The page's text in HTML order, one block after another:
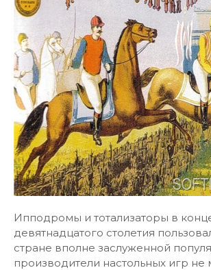
Ипподромы и тотализаторы в
девятнадцатого столетия
стране вполне заслуженной
производители настольных игр не